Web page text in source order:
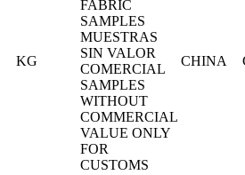
KG
FABRIC
SAMPLES
MUESTRAS
SIN VALOR
COMERCIAL
SAMPLES
WITHOUT
COMMERCIAL
VALUE ONLY
FOR
CUSTOMS
CHINA